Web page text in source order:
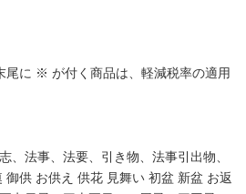
尾に ※ が付く商品は、軽減税率の適用
、法事、法要、引き物、法事引出物、
供 お供え 供花 見舞い 初盆 新盆 お返